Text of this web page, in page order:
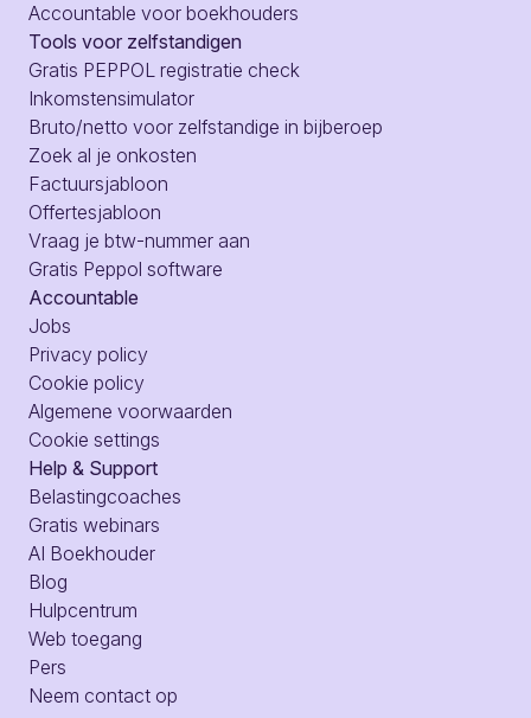
Accountable voor boekhouders
Tools voor zelfstandigen
Gratis PEPPOL registratie check
Inkomstensimulator
Bruto/netto voor zelfstandige in bijberoep
Zoek al je onkosten
Factuursjabloon
Offertesjabloon
Vraag je btw-nummer aan
Gratis Peppol software
Accountable
Jobs
Privacy policy
Cookie policy
Algemene voorwaarden
Cookie settings
Help & Support
Belastingcoaches
Gratis webinars
AI Boekhouder
Blog
Hulpcentrum
Web toegang
Pers
Neem contact op